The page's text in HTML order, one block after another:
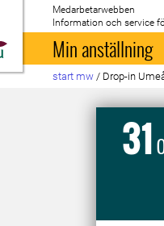
Till startsida
Medarbetarwebben
Information och service
Min anställning
start mw / Drop-in
31